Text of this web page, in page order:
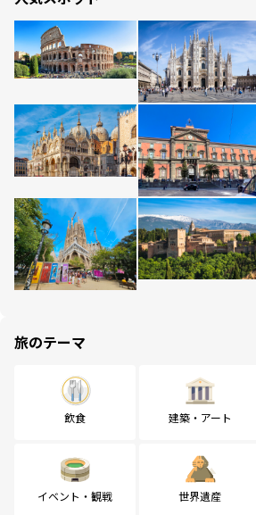
旅のテーマ
飲食 建築・アート
イベント・観戦 世界遺産